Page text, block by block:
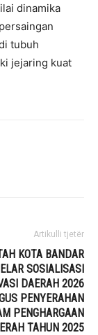
dinamika
tubuh
jejaring kuat
Artikulli tjetër
KOTA BANDAR
SOSIALISASI
DAERAH 2026
PENYERAHAN
PENGHARGAAN
TAHUN 2025